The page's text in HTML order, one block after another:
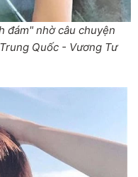
đám" nhờ câu chuyện
Quốc - Vương Tư